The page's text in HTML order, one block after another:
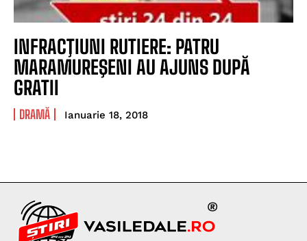
INFRACŢIUNI RUTIERE: PATRU
MARAMUREŞENI AU AJUNS DUPĂ
GRATII
DRAMĂ Ianuarie 18, 2018